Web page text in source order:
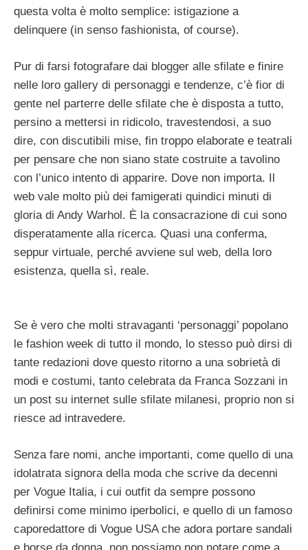
questa volta è molto semplice: istigazione a
delinquere (in senso fashionista, of course).
Pur di farsi fotografare dai blogger alle sfilate e finire
nelle loro gallery di personaggi e tendenze, c’è fior di
gente nel parterre delle sfilate che è disposta a tutto,
persino a mettersi in ridicolo, travestendosi, a suo
dire, con discutibili mise, fin troppo elaborate e teatrali
per pensare che non siano state costruite a tavolino
con l’unico intento di apparire. Dove non importa. Il
web vale molto più dei famigerati quindici minuti di
gloria di Andy Warhol. È la consacrazione di cui sono
disperatamente alla ricerca. Quasi una conferma,
seppur virtuale, perché avviene sul web, della loro
esistenza, quella sì, reale.
Se è vero che molti stravaganti ‘personaggi’ popolano
le fashion week di tutto il mondo, lo stesso può dirsi di
tante redazioni dove questo ritorno a una sobrietà di
modi e costumi, tanto celebrata da Franca Sozzani in
un post su internet sulle sfilate milanesi, proprio non si
riesce ad intravedere.
Senza fare nomi, anche importanti, come quello di una
idolatrata signora della moda che scrive da decenni
per Vogue Italia, i cui outfit da sempre possono
definirsi come minimo iperbolici, e quello di un famoso
caporedattore di Vogue USA che adora portare sandali
e borse da donna, non possiamo non notare come a